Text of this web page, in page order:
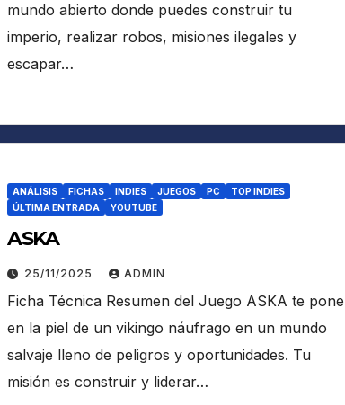
mundo abierto donde puedes construir tu
imperio, realizar robos, misiones ilegales y
escapar…
ANÁLISIS FICHAS INDIES JUEGOS PC
TOP INDIES
ÚLTIMA ENTRADA
YOUTUBE
ASKA
25/11/2025 ADMIN
Ficha Técnica Resumen del Juego ASKA te pone
en la piel de un vikingo náufrago en un mundo
salvaje lleno de peligros y oportunidades. Tu
misión es construir y liderar…